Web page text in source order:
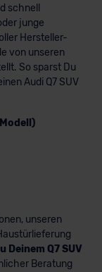
schnell
junge
Hersteller-
von unseren
So sparst Du
Audi Q7 SUV
unseren
Q7 SUV
Beratung